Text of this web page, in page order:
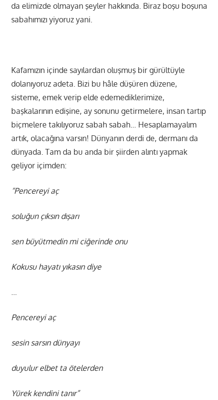
da elimizde olmayan şeyler hakkında. Biraz boşu boşuna
sabahımızı yiyoruz yani.
Kafamızın içinde sayılardan oluşmuş bir gürültüyle
dolanıyoruz adeta. Bizi bu hâle düşüren düzene,
sisteme, emek verip elde edemediklerimize,
başkalarının edişine, ay sonunu getirmelere, insan tartıp
biçmelere takılıyoruz sabah sabah… Hesaplamayalım
artık, olacağına varsın! Dünyanın derdi de, dermanı da
dünyada. Tam da bu anda bir şiirden alıntı yapmak
geliyor içimden:
“Pencereyi aç
soluğun çıksın dışarı
sen büyütmedin mi ciğerinde onu
Kokusu hayatı yıkasın diye
Pencereyi aç
sesin sarsın dünyayı
duyulur elbet ta ötelerden
Yürek kendini tanır”